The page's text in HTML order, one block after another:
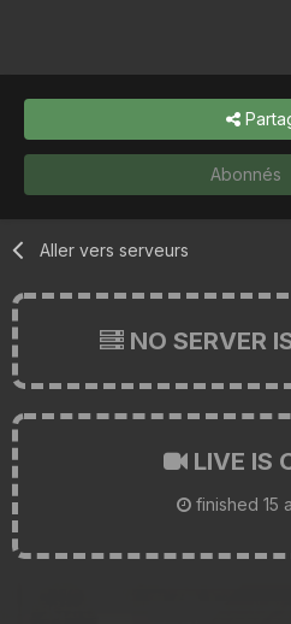
Abonnés
Aller vers serveurs
NO SERVER
LIVE IS
finished 15